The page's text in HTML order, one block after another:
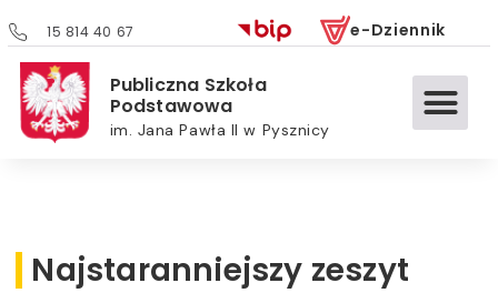
15 814 40 67 e-Dziennik
Publiczna Szkoła
Podstawowa
im. Jana Pawła II w Pysznicy
Najstaranniejszy zeszyt